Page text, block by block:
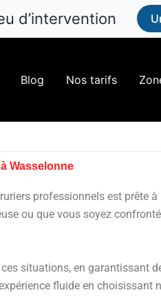
d’intervention
Blog Nos tarifs
Wasselonne
professionnels est prête
ou que vous soyez
situations, en garantissant
fluide en choisissant